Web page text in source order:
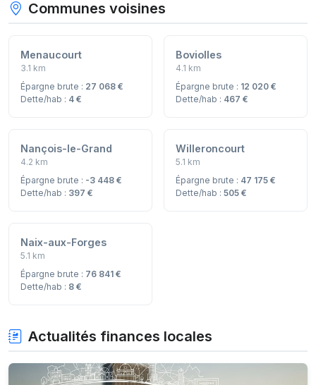
Communes voisines
Menaucourt
3.1 km
Épargne brute : 27 068 €
Dette/hab : 4 €
Boviolles
4.1 km
Épargne brute : 12 020 €
Dette/hab : 467 €
Nançois-le-Grand
4.2 km
Épargne brute : -3 448 €
Dette/hab : 397 €
Willeroncourt
5.1 km
Épargne brute : 47 175 €
Dette/hab : 505 €
Naix-aux-Forges
5.1 km
Épargne brute : 76 841 €
Dette/hab : 8 €
Actualités finances locales